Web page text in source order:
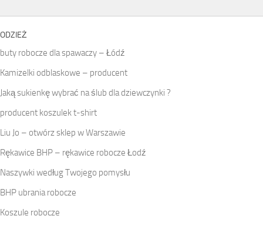
ODZIEŻ
buty robocze dla spawaczy – Łódź
Kamizelki odblaskowe – producent
Jaką sukienkę wybrać na ślub dla dziewczynki ?
producent koszulek t-shirt
Liu Jo – otwórz sklep w Warszawie
Rękawice BHP – rękawice robocze Łodź
Naszywki według Twojego pomysłu
BHP ubrania robocze
Koszule robocze